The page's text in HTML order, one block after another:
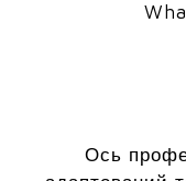
Ось